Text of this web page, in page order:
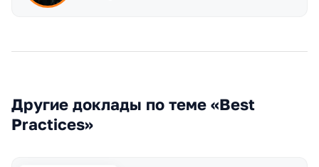
Другие доклады по теме «Best
Practices»